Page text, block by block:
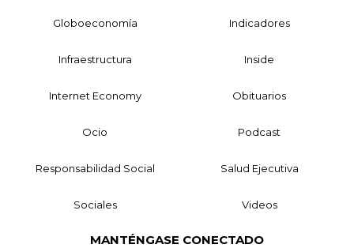
Globoeconomía Indicadores
Infraestructura Inside
Internet Economy Obituarios
Ocio Podcast
Responsabilidad Social Salud Ejecutiva
Sociales Videos
MANTÉNGASE CONECTADO